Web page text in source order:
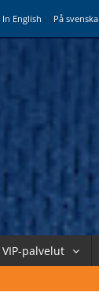
In English På svenska
VIP-palvelut